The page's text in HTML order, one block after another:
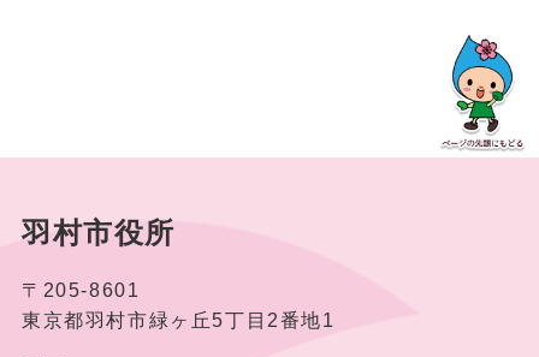
羽村市役所
〒205-8601
東京都羽村市緑ヶ丘5丁目2番地1